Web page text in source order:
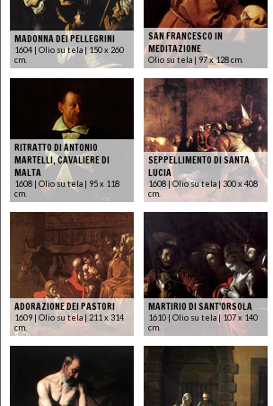
MADONNA DEI PELLEGRINI
1604 | Olio su tela | 150 x 260
cm.
SAN FRANCESCO IN
MEDITAZIONE
Olio su tela | 97 x 128 cm.
RITRATTO DI ANTONIO
MARTELLI, CAVALIERE DI
MALTA
1608 | Olio su tela | 95 x 118
cm.
SEPPELLIMENTO DI SANTA
LUCIA
1608 | Olio su tela | 300 x 408
cm.
ADORAZIONE DEI PASTORI
1609 | Olio su tela | 211 x 314
cm.
MARTIRIO DI SANT'ORSOLA
1610 | Olio su tela | 107 x 140
cm.